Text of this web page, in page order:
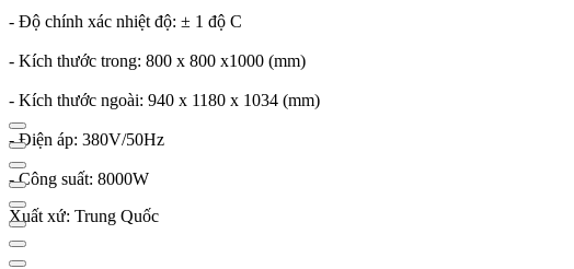
- Độ chính xác nhiệt độ: ± 1 độ C
- Kích thước trong: 800 x 800 x1000 (mm)
- Kích thước ngoài: 940 x 1180 x 1034 (mm)
- Điện áp: 380V/50Hz
- Công suất: 8000W
Xuất xứ: Trung Quốc